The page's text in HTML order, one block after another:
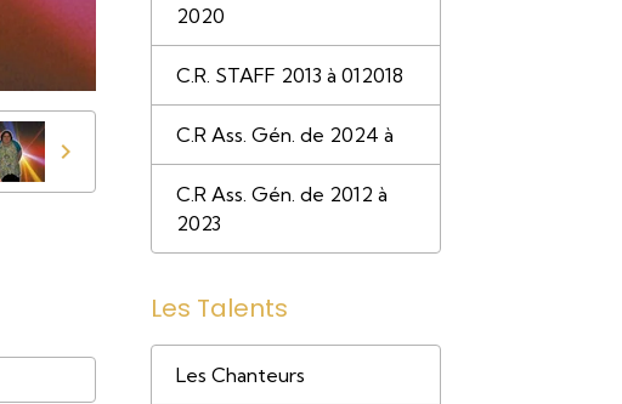
2020
C.R. STAFF 2013 à 012018
C.R Ass. Gén. de 2024 à
C.R Ass. Gén. de 2012 à
2023
Les Talents
Les Chanteurs